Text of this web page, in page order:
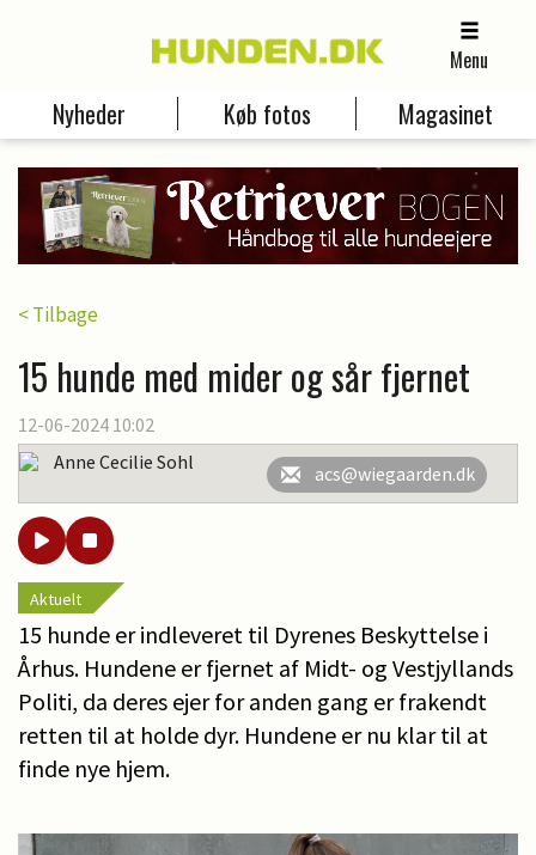
Menu
Nyheder Køb fotos Magasinet
< Tilbage
15 hunde med mider og sår fjernet
12-06-2024 10:02
Anne Cecilie Sohl
acs@wiegaarden.dk
Aktuelt
15 hunde er indleveret til Dyrenes Beskyttelse i
Århus. Hundene er fjernet af Midt- og Vestjyllands
Politi, da deres ejer for anden gang er frakendt
retten til at holde dyr. Hundene er nu klar til at
finde nye hjem.